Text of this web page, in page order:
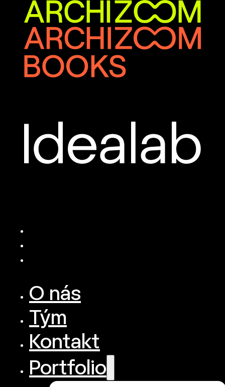
O nás
Tým
Kontakt
Portfolio